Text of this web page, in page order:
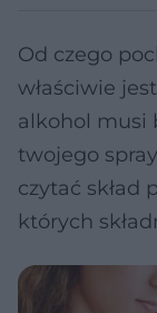
Od czego
właściwie
alkohol musi
twojego
czytać skład
których